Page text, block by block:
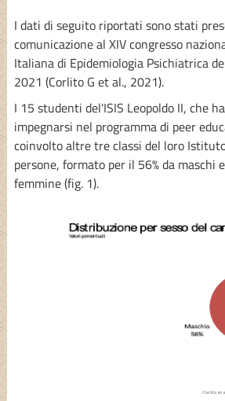
I dati di seguito riportati sono stati
comunicazione al XIV congresso
Italiana di Epidemiologia Psichiatrica
2021 (Corlito G et al., 2021).
I 15 studenti del'ISIS Leopoldo II, che
impegnarsi nel programma di peer
coinvolto altre tre classi del loro
persone, formato per il 56% da maschi
femmine (fig. 1).